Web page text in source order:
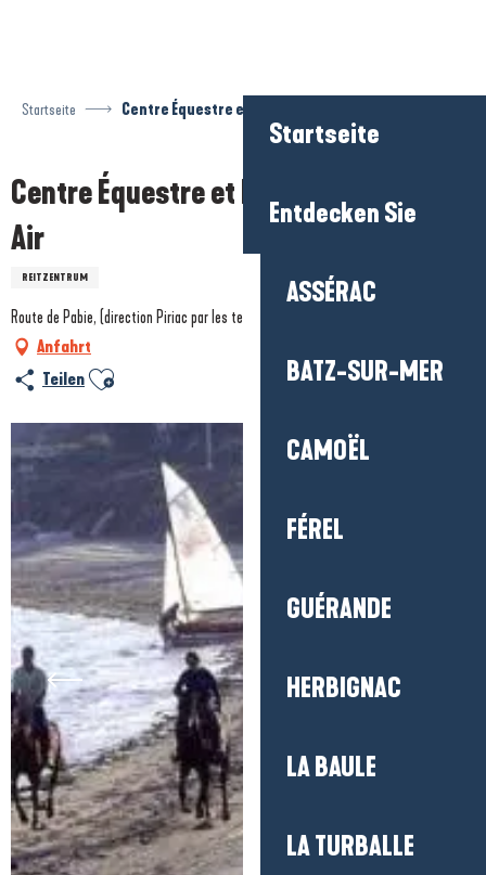
Startseite
Entdecken Sie
ASSÉRAC
BATZ-SUR-MER
CAMOËL
FÉREL
GUÉRANDE
HERBIGNAC
LA BAULE
LA TURBALLE
Startseite Centre Équestre et Poney Club du Bel Air
Centre Équestre et Poney Club du Bel
Air
REITZENTRUM
Route de Pabie, (direction Piriac par les terres), 44420 Mesquer
Anfahrt
Teilen Ajouter aux favoris